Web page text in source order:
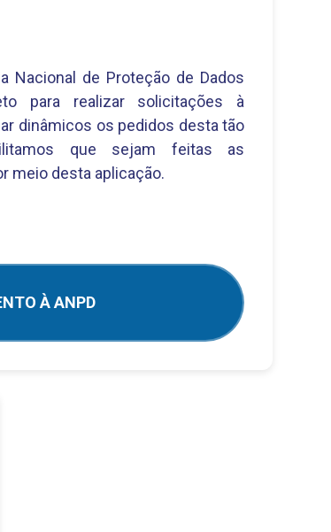
Nacional de Proteção de Dados
para realizar solicitações à
dinâmicos os pedidos desta tão
que sejam feitas as
meio desta aplicação.
À ANPD